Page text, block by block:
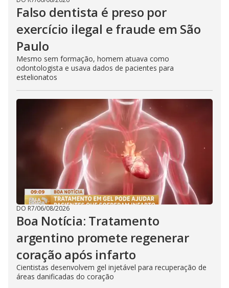
Falso dentista é preso por
exercício ilegal e fraude em São
Paulo
Mesmo sem formação, homem atuava como
odontologista e usava dados de pacientes para
estelionatos
DO R7/06/08/2026
Boa Notícia: Tratamento
argentino promete regenerar
coração após infarto
Cientistas desenvolvem gel injetável para recuperação de
áreas danificadas do coração